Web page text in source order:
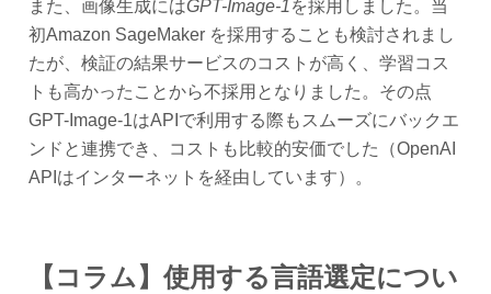
また、画像生成にはGPT-Image-1 を採用しました。当
初Amazon SageMaker を採用することも検討されまし
たが、検証の結果サービスのコストが高く、学習コス
トも高かったことから不採用となりました。その点
GPT-Image-1はAPIで利用する際もスムーズにバックエ
ンドと連携でき、コストも比較的安価でした（OpenAI
APIはインターネットを経由しています）。
【コラム】使用する言語選定につい